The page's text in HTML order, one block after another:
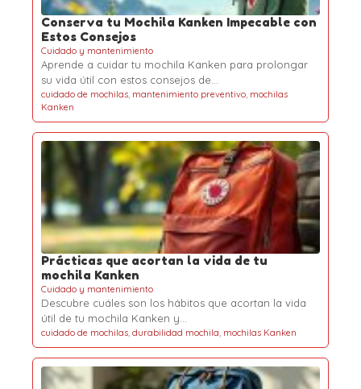
Conserva tu Mochila Kanken Impecable con
Estos Consejos
Cuidado y mantenimiento
Aprende a cuidar tu mochila Kanken para prolongar
su vida útil con estos consejos de…
cuidado de mochilas, mantenimiento preventivo, mochilas
Kanken
Prácticas que acortan la vida de tu
mochila Kanken
Cuidado y mantenimiento
Descubre cuáles son los hábitos que acortan la vida
útil de tu mochila Kanken y…
cuidado de mochilas, durabilidad mochila, mochilas Kanken